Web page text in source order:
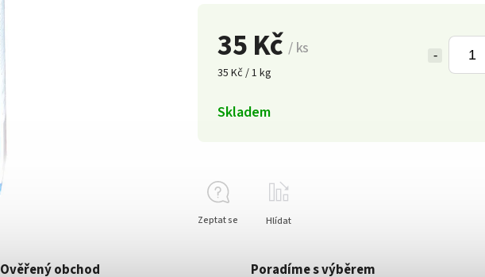
35 Kč/ ks
35 Kč / 1 kg
Skladem
Zeptat se Hlídat
Ověřený obchod Poradíme s výběrem